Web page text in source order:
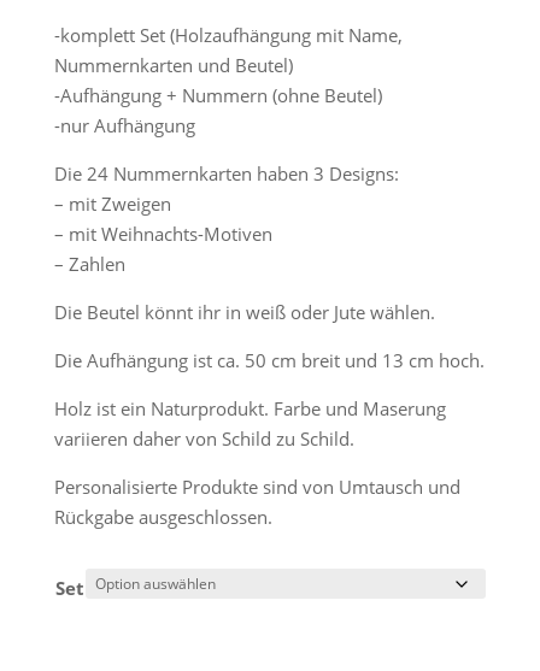
-komplett Set (Holzaufhängung mit Name,
Nummernkarten und Beutel)
-Aufhängung + Nummern (ohne Beutel)
-nur Aufhängung
Die 24 Nummernkarten haben 3 Designs:
– mit Zweigen
– mit Weihnachts-Motiven
– Zahlen
Die Beutel könnt ihr in weiß oder Jute wählen.
Die Aufhängung ist ca. 50 cm breit und 13 cm hoch.
Holz ist ein Naturprodukt. Farbe und Maserung
variieren daher von Schild zu Schild.
Personalisierte Produkte sind von Umtausch und
Rückgabe ausgeschlossen.
Set